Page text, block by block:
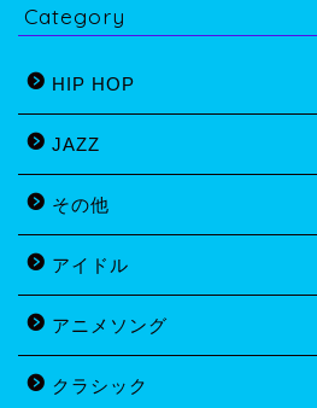
Category
HIP HOP
JAZZ
その他
アイドル
アニメソング
クラシック